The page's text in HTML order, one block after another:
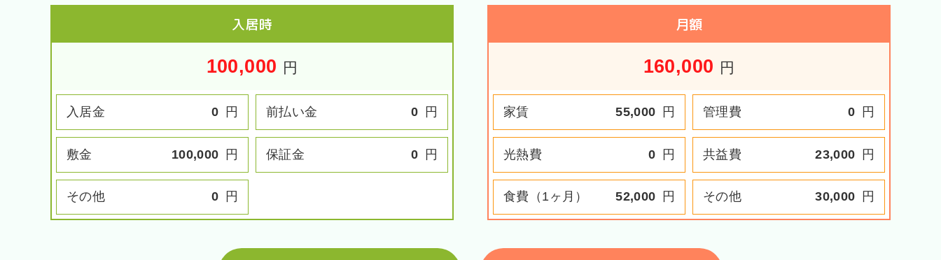
入居時
100,000 円
入居金 0 円 前払い金 0 円
敷金 100,000 円 保証金 0 円
その他 0 円
月額
160,000 円
家賃 55,000 円 管理費 0 円
光熱費 0 円 共益費 23,000 円
食費（1ヶ月） 52,000 円 その他 30,000 円